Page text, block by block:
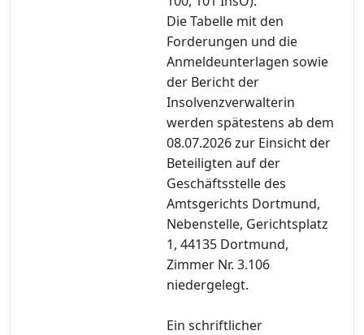
Die Tabelle mit den
Forderungen und die
Anmeldeunterlagen sowie
der Bericht der
Insolvenzverwalterin
werden spätestens ab dem
08.07.2026 zur Einsicht der
Beteiligten auf der
Geschäftsstelle des
Amtsgerichts Dortmund,
Nebenstelle, Gerichtsplatz
1, 44135 Dortmund,
Zimmer Nr. 3.106
niedergelegt.
Ein schriftlicher